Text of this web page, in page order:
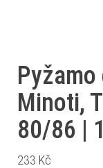
Minoti,
80/86 |
233 Kč